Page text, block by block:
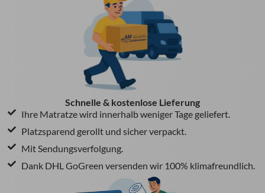
Schnelle & kostenlose Lieferung
Ihre Matratze wird innerhalb weniger Tage geliefert.
Platzsparend gerollt und sicher verpackt.
Mit Sendungsverfolgung.
Dank DHL GoGreen versenden wir 100% klimafreundlich.